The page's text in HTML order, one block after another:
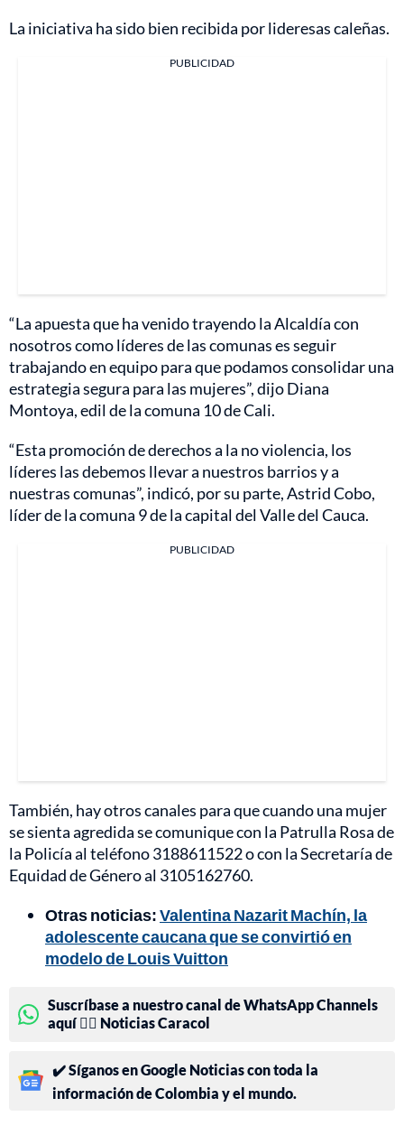
La iniciativa ha sido bien recibida por lideresas caleñas.
PUBLICIDAD
“La apuesta que ha venido trayendo la Alcaldía con
nosotros como líderes de las comunas es seguir
trabajando en equipo para que podamos consolidar una
estrategia segura para las mujeres”, dijo Diana
Montoya, edil de la comuna 10 de Cali.
“Esta promoción de derechos a la no violencia, los
líderes las debemos llevar a nuestros barrios y a
nuestras comunas”, indicó, por su parte, Astrid Cobo,
líder de la comuna 9 de la capital del Valle del Cauca.
PUBLICIDAD
También, hay otros canales para que cuando una mujer
se sienta agredida se comunique con la Patrulla Rosa de
la Policía al teléfono 3188611522 o con la Secretaría de
Equidad de Género al 3105162760.
Otras noticias:Valentina Nazarit Machín, la
adolescente caucana que se convirtió en
modelo de Louis Vuitton
Suscríbase a nuestro canal de WhatsApp Channels
aquí 👉🏻 Noticias Caracol
✔️ Síganos en Google Noticias con toda la
información de Colombia y el mundo.